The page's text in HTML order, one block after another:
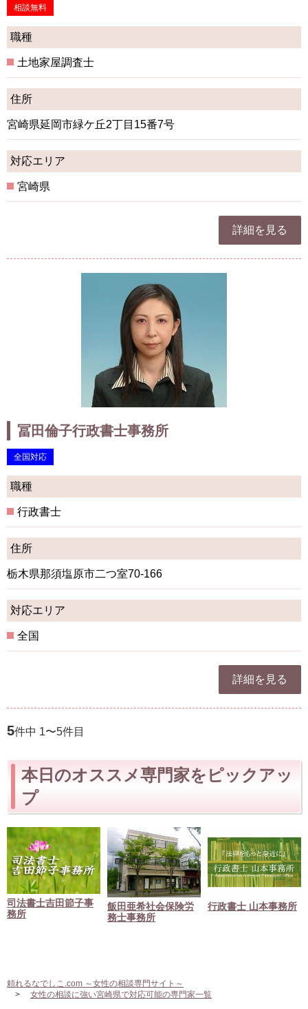
相談無料
職種
土地家屋調査士
住所
宮崎県延岡市緑ケ丘2丁目15番7号
対応エリア
宮崎県
詳細を見る
冨田倫子行政書士事務所
全国対応
職種
行政書士
住所
栃木県那須塩原市二つ室70-166
対応エリア
全国
詳細を見る
5件中 1〜5件目
本日のオススメ専門家をピックアッ
プ
司法書士吉田節子事
務所
飯田亜希社会保険労
務士事務所
行政書士 山本事務所
頼れるなでしこ.com ～女性の相談専門サイト～
女性の相談に強い宮崎県で対応可能の専門家一覧